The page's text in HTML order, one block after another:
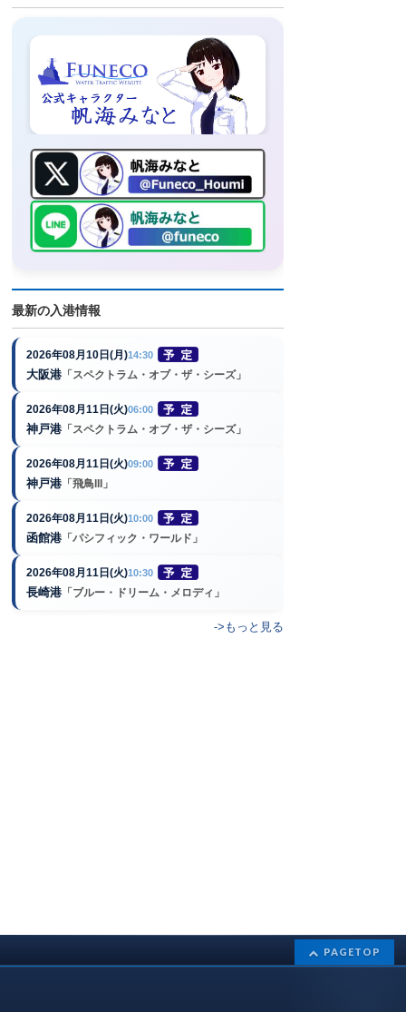
最新の入港情報
2026年08月10日(月)14:30
大阪港 「スペクトラム・オブ・ザ・シーズ」
2026年08月11日(火)06:00
神戸港 「スペクトラム・オブ・ザ・シーズ」
2026年08月11日(火)09:00
神戸港 「飛鳥III」
2026年08月11日(火)10:00
函館港 「パシフィック・ワールド」
2026年08月11日(火)10:30
長崎港 「ブルー・ドリーム・メロディ」
->もっと見る
PAGETOP